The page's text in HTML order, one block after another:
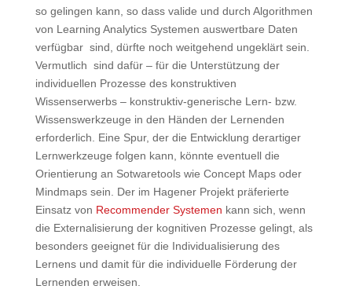
so gelingen kann, so dass valide und durch Algorithmen
von Learning Analytics Systemen auswertbare Daten
verfügbar sind, dürfte noch weitgehend ungeklärt sein.
Vermutlich sind dafür – für die Unterstützung der
individuellen Prozesse des konstruktiven
Wissenserwerbs – konstruktiv-generische Lern- bzw.
Wissenswerkzeuge in den Händen der Lernenden
erforderlich. Eine Spur, der die Entwicklung derartiger
Lernwerkzeuge folgen kann, könnte eventuell die
Orientierung an Sotwaretools wie Concept Maps oder
Mindmaps sein. Der im Hagener Projekt präferierte
Einsatz von Recommender Systemen kann sich, wenn
die Externalisierung der kognitiven Prozesse gelingt, als
besonders geeignet für die Individualisierung des
Lernens und damit für die individuelle Förderung der
Lernenden erweisen.